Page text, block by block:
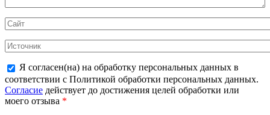
Я согласен(на) на обработку персональных данных в
соответствии с Политикой обработки персональных данных.
Согласие действует до достижения целей обработки или
моего отзыва *